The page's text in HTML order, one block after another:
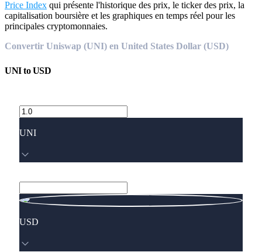
Price Index qui présente l'historique des prix, le ticker des prix, la
capitalisation boursière et les graphiques en temps réel pour les
principales cryptomonnaies.
Convertir Uniswap (UNI) en United States Dollar (USD)
UNItoUSD
UNI
USD